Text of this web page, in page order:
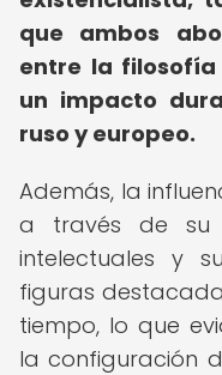
que ambos
entre la
un impacto
ruso y europeo.
Además, la
a través de su
intelectuales y
figuras
tiempo, lo que
la configuración